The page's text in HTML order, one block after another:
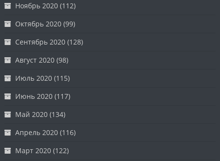
Ноябрь 2020 (112)
Октябрь 2020 (99)
Сентябрь 2020 (128)
Август 2020 (98)
Июль 2020 (115)
Июнь 2020 (117)
Май 2020 (134)
Апрель 2020 (116)
Март 2020 (122)